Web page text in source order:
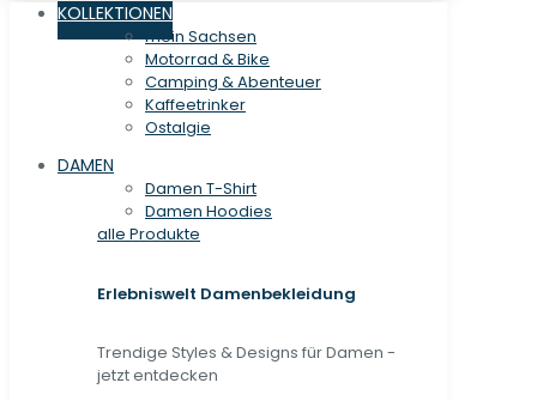
KOLLEKTIONEN
mein Sachsen
Motorrad & Bike
Camping & Abenteuer
Kaffeetrinker
Ostalgie
DAMEN
Damen T-Shirt
Damen Hoodies
alle Produkte
Erlebniswelt Damenbekleidung
Trendige Styles & Designs für Damen -
jetzt entdecken